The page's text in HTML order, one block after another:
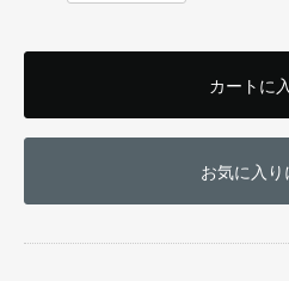
カートに
お気に入り